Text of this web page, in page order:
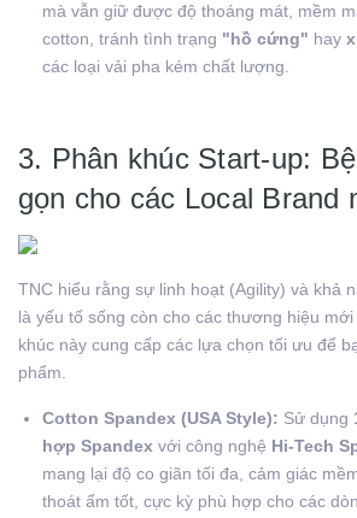
mà vẫn giữ được độ thoáng mát, mềm
cotton, tránh tình trạng "hồ cứng" hay
các loại vải pha kém chất lượng.
3. Phân khúc Start-up:
gọn cho các Local Brand
TNC hiểu rằng sự linh hoạt (Agility) và khả
là yếu tố sống còn cho các thương hiệu
khúc này cung cấp các lựa chọn tối ưu để
phẩm.
Cotton Spandex (USA Style): Sử dụng
hợp Spandex với công nghệ Hi-Tech
mang lại độ co giãn tối đa, cảm giác
thoát ẩm tốt, cực kỳ phù hợp cho các